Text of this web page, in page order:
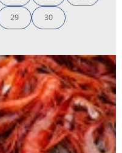
29 30